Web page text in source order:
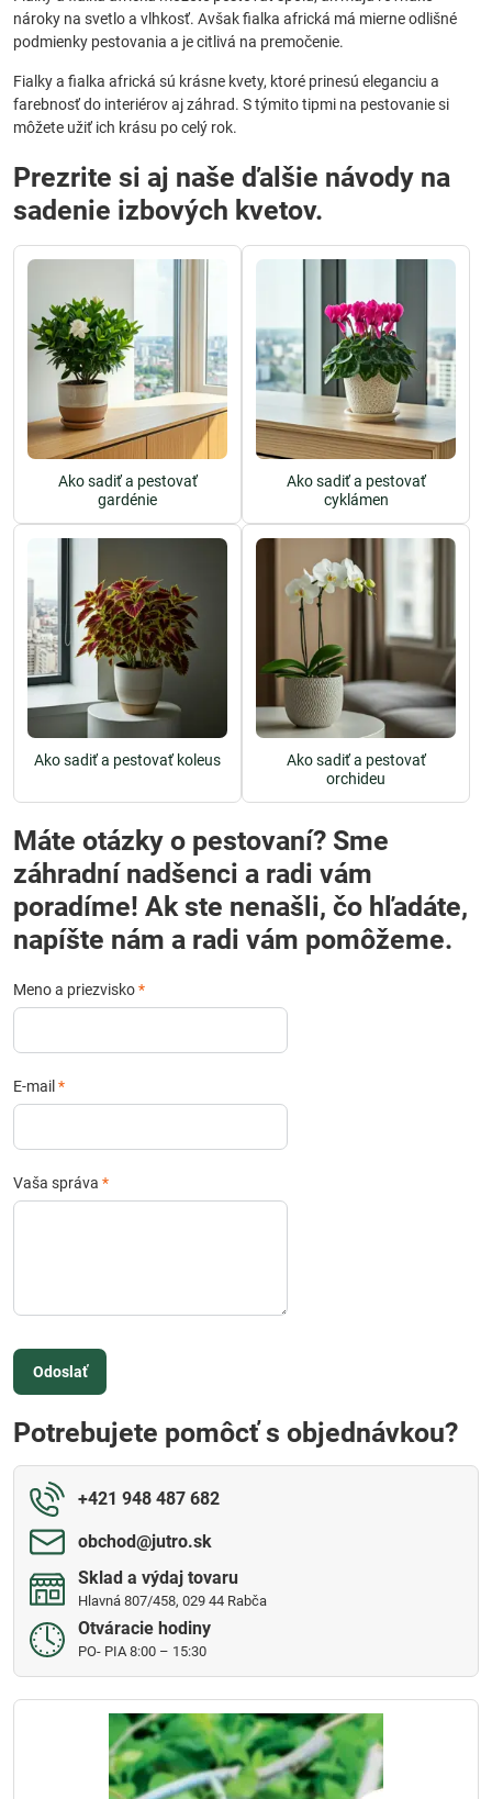
nároky na svetlo a vlhkosť. Avšak fialka africká má mierne odlišné
podmienky pestovania a je citlivá na premočenie.
Fialky a fialka africká sú krásne kvety, ktoré prinesú eleganciu a
farebnosť do interiérov aj záhrad. S týmito tipmi na pestovanie si
môžete užiť ich krásu po celý rok.
Prezrite si aj naše ďalšie návody na
sadenie izbových kvetov.
Ako sadiť a pestovať
gardénie
Ako sadiť a pestovať
cyklámen
Ako sadiť a pestovať koleus
Ako sadiť a pestovať
orchideu
Máte otázky o pestovaní? Sme
záhradní nadšenci a radi vám
poradíme! Ak ste nenašli, čo hľadáte,
napíšte nám a radi vám pomôžeme.
Meno a priezvisko*
E-mail *
Vaša správa *
Odoslať
Potrebujete pomôcť s objednávkou?
+421 948 487 682
obchod​@jutro​.sk
Sklad a výdaj tovaru
Hlavná 807/458, 029 44 Rabča
Otváracie hodiny
PO- PIA 8:00 – 15:30